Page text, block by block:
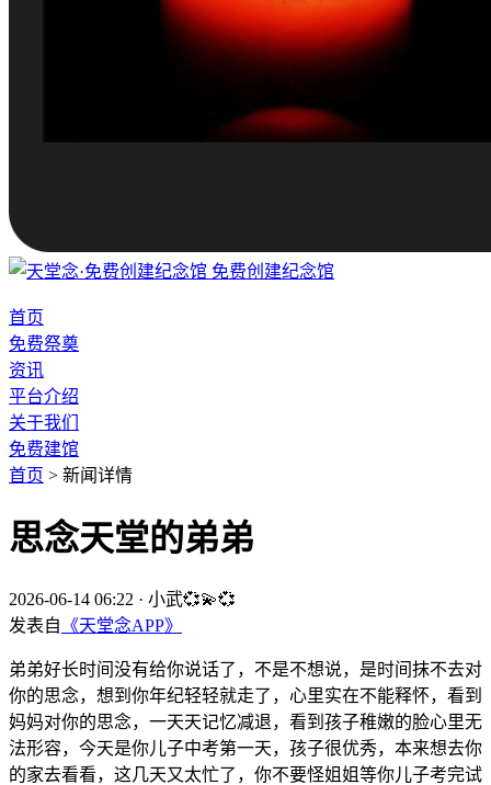
免费创建纪念馆
首页
免费祭奠
资讯
平台介绍
关于我们
免费建馆
首页 > 新闻详情
思念天堂的弟弟
2026-06-14 06:22 · 小武💞💫💞
发表自 《天堂念APP》
弟弟好长时间没有给你说话了，不是不想说，是时间抹不去对
你的思念，想到你年纪轻轻就走了，心里实在不能释怀，看到
妈妈对你的思念，一天天记忆减退，看到孩子稚嫩的脸心里无
法形容，今天是你儿子中考第一天，孩子很优秀，本来想去你
的家去看看，这几天又太忙了，你不要怪姐姐等你儿子考完试